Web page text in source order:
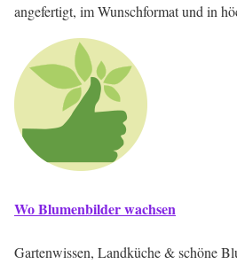
angefertigt, im Wunschformat und in
Wo Blumenbilder wachsen
Gartenwissen, Landküche & schöne